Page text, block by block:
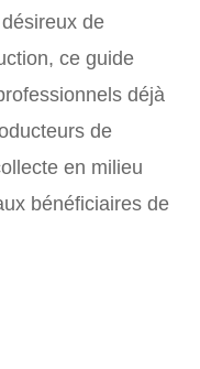
de
ce guide
déjà
de
en milieu
bénéficiaires de